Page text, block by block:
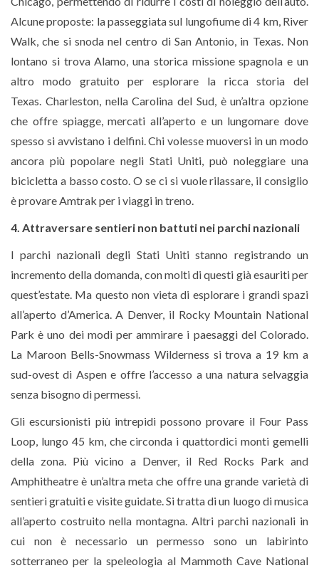
Alcune proposte: la passeggiata sul lungofiume di 4 km, River
Walk, che si snoda nel centro di San Antonio, in Texas. Non
lontano si trova Alamo, una storica missione spagnola e un
altro modo gratuito per esplorare la ricca storia del
Texas. Charleston, nella Carolina del Sud, è un’altra opzione
che offre spiagge, mercati all’aperto e un lungomare dove
spesso si avvistano i delfini. Chi volesse muoversi in un modo
ancora più popolare negli Stati Uniti, può noleggiare una
bicicletta a basso costo. O se ci si vuole rilassare, il consiglio
è provare Amtrak per i viaggi in treno.
4. Attraversare sentieri non battuti nei parchi nazionali
I parchi nazionali degli Stati Uniti stanno registrando un
incremento della domanda, con molti di questi già esauriti per
quest’estate. Ma questo non vieta di esplorare i grandi spazi
all’aperto d’America. A Denver, il Rocky Mountain National
Park è uno dei modi per ammirare i paesaggi del Colorado.
La Maroon Bells-Snowmass Wilderness si trova a 19 km a
sud-ovest di Aspen e offre l’accesso a una natura selvaggia
senza bisogno di permessi.
Gli escursionisti più intrepidi possono provare il Four Pass
Loop, lungo 45 km, che circonda i quattordici monti gemelli
della zona. Più vicino a Denver, il Red Rocks Park and
Amphitheatre è un’altra meta che offre una grande varietà di
sentieri gratuiti e visite guidate. Si tratta di un luogo di musica
all’aperto costruito nella montagna. Altri parchi nazionali in
cui non è necessario un permesso sono un labirinto
sotterraneo per la speleologia al Mammoth Cave National